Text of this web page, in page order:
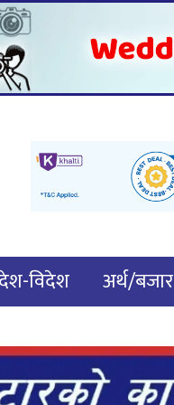
विदेश अर्थ/बजार